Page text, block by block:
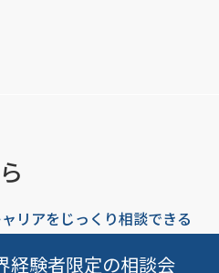
リアをじっくり相談できる
経験者限定の相談会